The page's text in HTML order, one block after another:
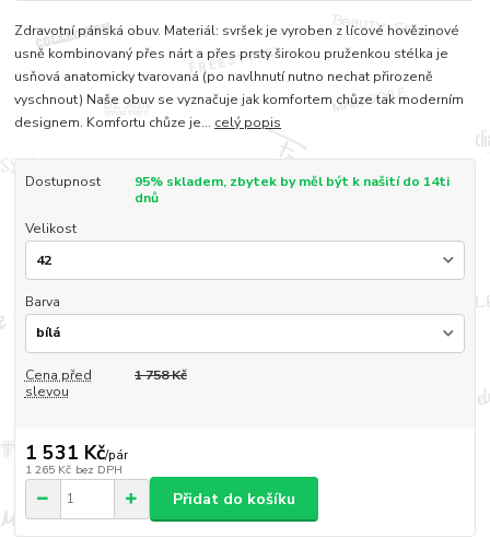
Zdravotní pánská obuv. Materiál: svršek je vyroben z lícové hovězinové
usně kombinovaný přes nárt a přes prsty širokou pruženkou stélka je
usňová anatomicky tvarovaná (po navlhnutí nutno nechat přirozeně
vyschnout) Naše obuv se vyznačuje jak komfortem chůze tak moderním
designem. Komfortu chůze je... celý popis
Dostupnost
95% skladem, zbytek by měl být k našití do 14ti
dnů
Velikost
Barva
Cena před
slevou
1 758 Kč
1 531 Kč/pár
1 265 Kč bez DPH
Přidat do košíku